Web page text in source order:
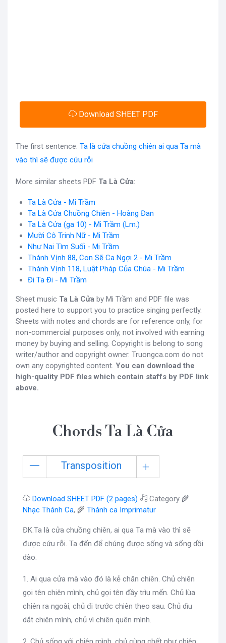
Download SHEET PDF
The first sentence: Ta là cửa chuồng chiên ai qua Ta mà
vào thì sẽ được cứu rỗi
More similar sheets PDF Ta Là Cửa:
Ta Là Cửa - Mi Trầm
Ta Là Cửa Chuồng Chiên - Hoàng Đan
Ta Là Cửa (ga 10) - Mi Trầm (Lm.)
Mười Cô Trinh Nữ - Mi Trầm
Như Nai Tìm Suối - Mi Trầm
Thánh Vịnh 88, Con Sẽ Ca Ngợi 2 - Mi Trầm
Thánh Vịnh 118, Luật Pháp Của Chúa - Mi Trầm
Đi Ta Đi - Mi Trầm
Sheet music Ta Là Cửa by Mi Trầm and PDF file was
posted here to support you to practice singing perfectly.
Sheets with notes and chords are for reference only, for
non-commercial purposes only, not involved with earning
money by buying and selling. Copyright is belong to song
writer/author and copyright owner. Truongca.com do not
own any copyrighted content. You can download the
high-quality PDF files which contain staffs by PDF link
above.
Chords Ta Là Cửa
Transposition
Download SHEET PDF (2 pages)
Category 🌾
Nhạc Thánh Ca, 🌾 Thánh ca Imprimatur
ĐK.Ta là cửa chuồng chiên, ai qua Ta mà vào thì sẽ
được cứu rỗi. Ta đến để chúng được sống và sống dồi
dào.
1. Ai qua cửa mà vào đó là kẻ chăn chiên. Chủ chiên
gọi tên chiên mình, chủ gọi tên đầy trìu mến. Chủ lùa
chiên ra ngoài, chủ đi trước chiên theo sau. Chủ dìu
dắt chiên mình, chủ vì chiên quên mình.